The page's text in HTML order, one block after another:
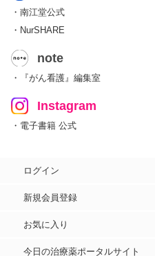
・南江堂公式
・NurSHARE
note
・『がん看護』編集室
Instagram
・電子書籍 公式
ログイン
新規会員登録
お気に入り
今日の治療薬ポータルサイト